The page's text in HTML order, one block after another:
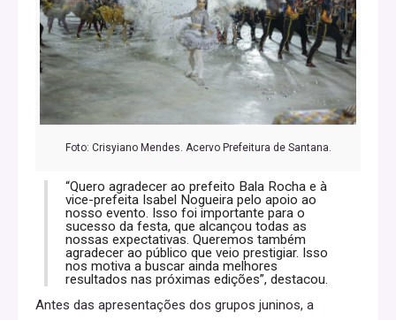
Foto: Crisyiano Mendes. Acervo Prefeitura de Santana.
“Quero agradecer ao prefeito Bala Rocha e à
vice-prefeita Isabel Nogueira pelo apoio ao
nosso evento. Isso foi importante para o
sucesso da festa, que alcançou todas as
nossas expectativas. Queremos também
agradecer ao público que veio prestigiar. Isso
nos motiva a buscar ainda melhores
resultados nas próximas edições”, destacou.
Antes das apresentações dos grupos juninos, a